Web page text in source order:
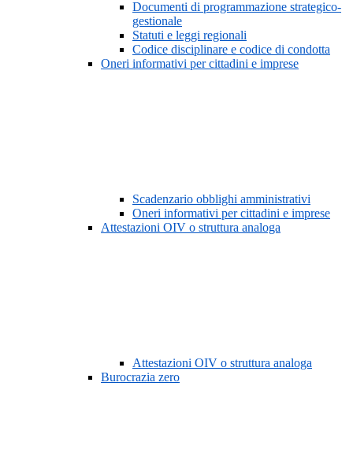
Documenti di programmazione strategico-
gestionale
Statuti e leggi regionali
Codice disciplinare e codice di condotta
Oneri informativi per cittadini e imprese
Scadenzario obblighi amministrativi
Oneri informativi per cittadini e imprese
Attestazioni OIV o struttura analoga
Attestazioni OIV o struttura analoga
Burocrazia zero